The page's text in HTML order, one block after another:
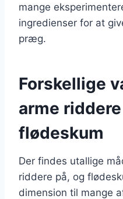
mange
ingredienser for at
præg.
Forskellige
arme
flødeskum
Der findes utallige
riddere på, og
dimension til mange